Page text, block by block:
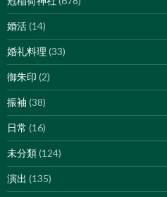
婚活(14)
婚礼料理 (33)
御朱印 (2)
振袖 (38)
日常 (16)
未分類(124)
演出 (135)